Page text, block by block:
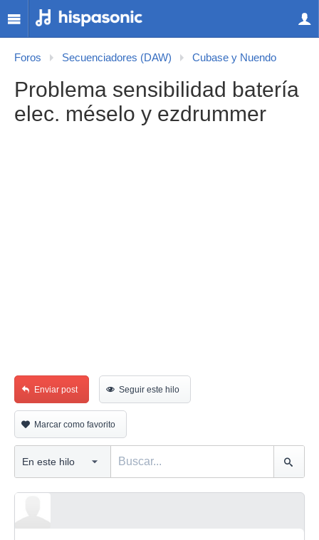
Foros Secuenciadores (DAW) Cubase y Nuendo
Problema sensibilidad batería
elec. méselo y ezdrummer
Enviar post Seguir este hilo
Marcar como favorito